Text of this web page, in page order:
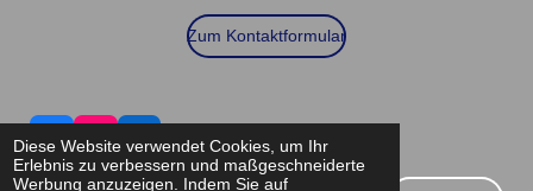
Diese Website verwendet Cookies, um Ihr
Erlebnis zu verbessern und maßgeschneiderte
Werbung anzuzeigen. Indem Sie auf
Zum Kontaktformular
F
a
c
I
n
s
L
i
n